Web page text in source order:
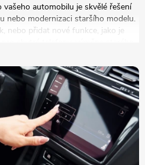
automobilu je skvělé řešení
nebo modernizaci staršího modelu.
nebo přidat nové funkce, jako je
volbou.